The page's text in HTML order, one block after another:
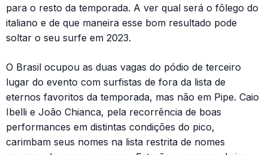
para o resto da temporada. A ver qual será o fôlego do
italiano e de que maneira esse bom resultado pode
soltar o seu surfe em 2023.
O Brasil ocupou as duas vagas do pódio de terceiro
lugar do evento com surfistas de fora da lista de
eternos favoritos da temporada, mas não em Pipe. Caio
Ibelli e João Chianca, pela recorrência de boas
performances em distintas condições do pico,
carimbam seus nomes na lista restrita de nomes